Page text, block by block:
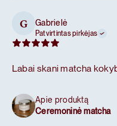
G Gabrielė
Patvirtintas pirkėjas
Labai skani matcha
Apie produktą
Ceremoninė matcha